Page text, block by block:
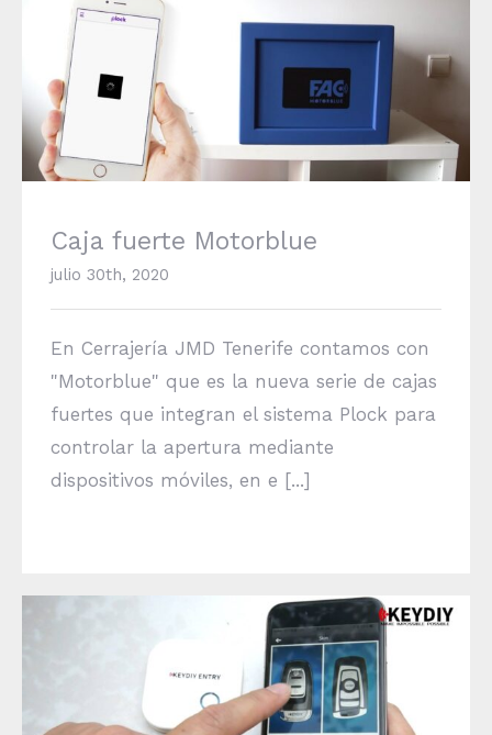
Caja fuerte Motorblue
Caja fuerte Motorblue
julio 30th, 2020
En Cerrajería JMD Tenerife contamos con
"Motorblue" que es la nueva serie de cajas
fuertes que integran el sistema Plock para
controlar la apertura mediante
dispositivos móviles, en e [...]